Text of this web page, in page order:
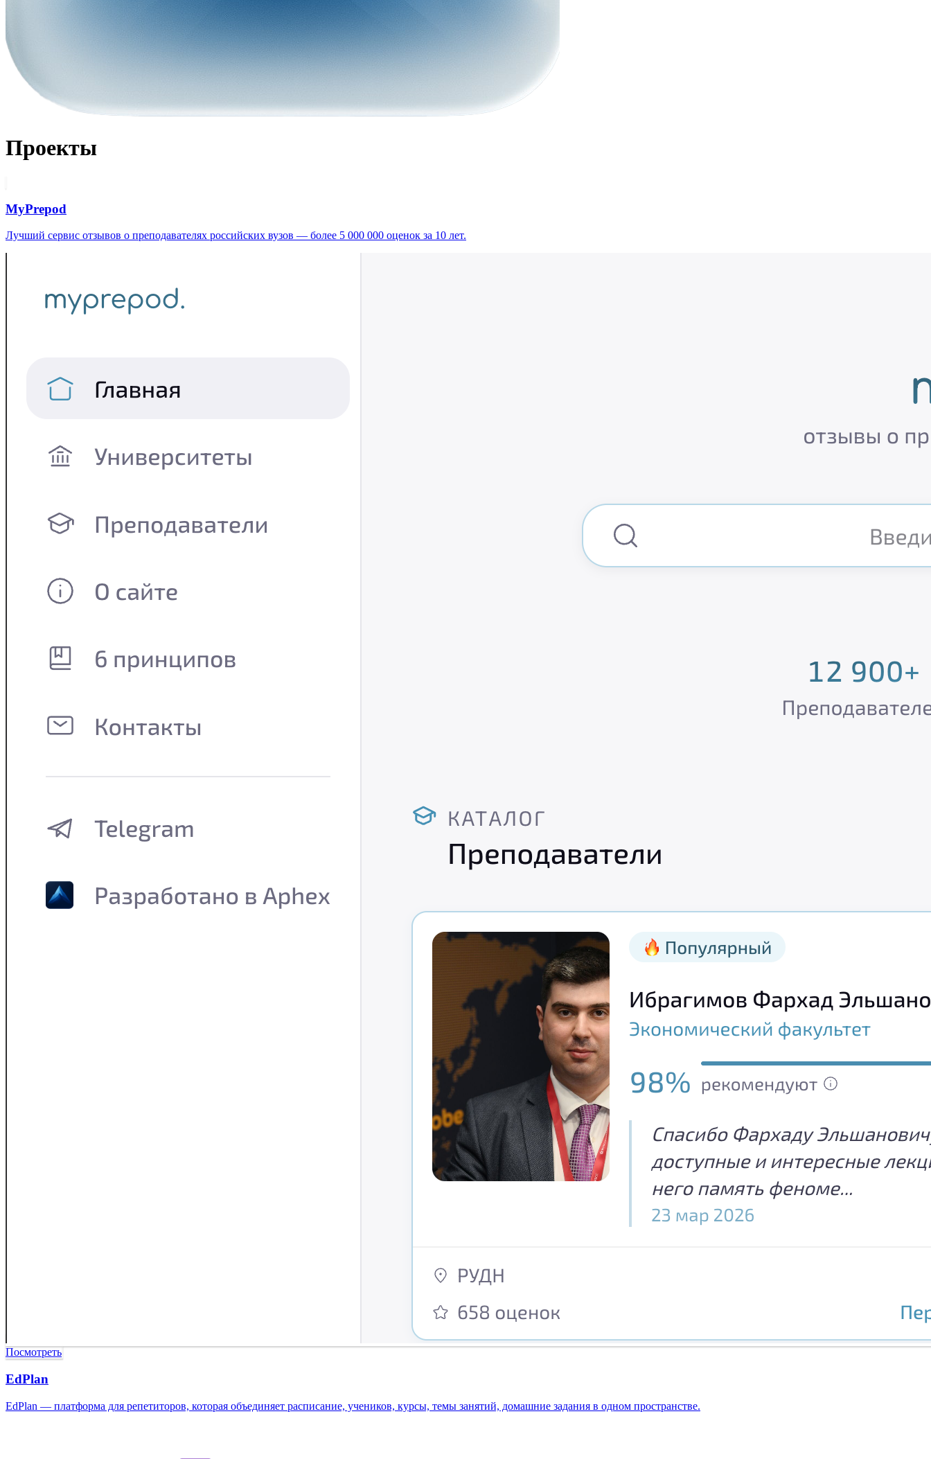
Проекты
MyPrepod
Лучший сервис отзывов о преподавателях российских вузов — более 5 000 000 оценок за 10 лет.
Посмотреть
EdPlan
EdPlan — платформа для репетиторов, которая объединяет расписание, учеников, курсы, темы занятий, домашние задания в одном пространстве.